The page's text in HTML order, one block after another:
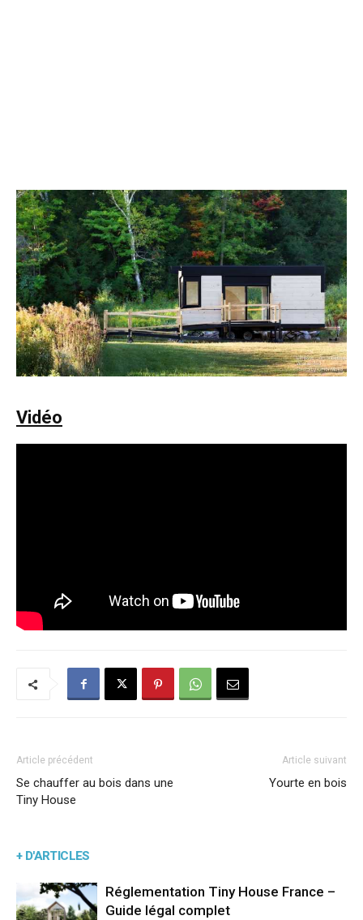
Vidéo
Article précédent
Se chauffer au bois dans une
Tiny House
Article suivant
Yourte en bois
+ D'ARTICLES
Réglementation Tiny House France –
Guide légal complet